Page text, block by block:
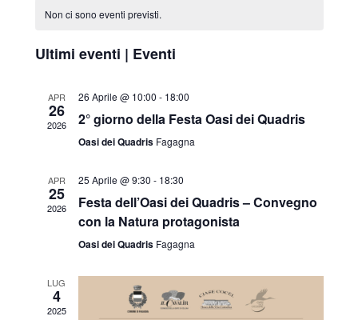
Eventi
Non ci sono eventi previsti.
Ultimi eventi | Eventi
APR
26
2026
26 Aprile @ 10:00 - 18:00
2° giorno della Festa Oasi dei Quadris
Oasi dei Quadris Fagagna
APR
25
2026
25 Aprile @ 9:30 - 18:30
Festa dell’Oasi dei Quadris – Convegno
con la Natura protagonista
Oasi dei Quadris Fagagna
LUG
4
2025